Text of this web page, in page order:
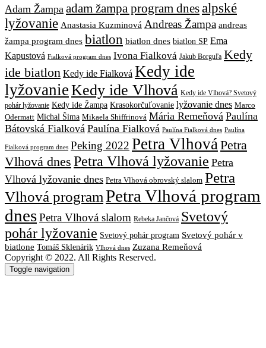
Adam Žampa adam žampa program dnesalpské
lyžovanie Anastasia Kuzminová Andreas Žampa andreas
žampa program dnes biatlon biatlon dnes biatlon SP Ema
Kapustová Fialková program dnes Ivona Fialková Jakub Borguľa Kedy
ide biatlon Kedy ide Fialková Kedy ide
lyžovanieKedy ide Vlhová Kedy ide Vlhová? Svetový
pohár lyžovanie Kedy ide Žampa Krasokorčuľovanie lyžovanie dnes Marco
Odermatt Michal Šima Mikaela Shiffrinová Mária Remeňová Paulína
Bátovská Fialková Paulína Fialková Paulína Fialková dnes Paulína
Fialková program dnes Peking 2022 Petra VlhováPetra
Vlhová dnes Petra Vlhová lyžovanie Petra
Vlhová lyžovanie dnes Petra Vlhová obrovský slalom Petra
Vlhová programPetra Vlhová program
dnesPetra Vlhová slalom Rebeka Jančová Svetový
pohár lyžovanie Svetový pohár program Svetový pohár v
biatlone Tomáš Sklenárik Vlhová dnes Zuzana Remeňová
Copyright © 2022. All Rights Reserved.
Toggle navigation